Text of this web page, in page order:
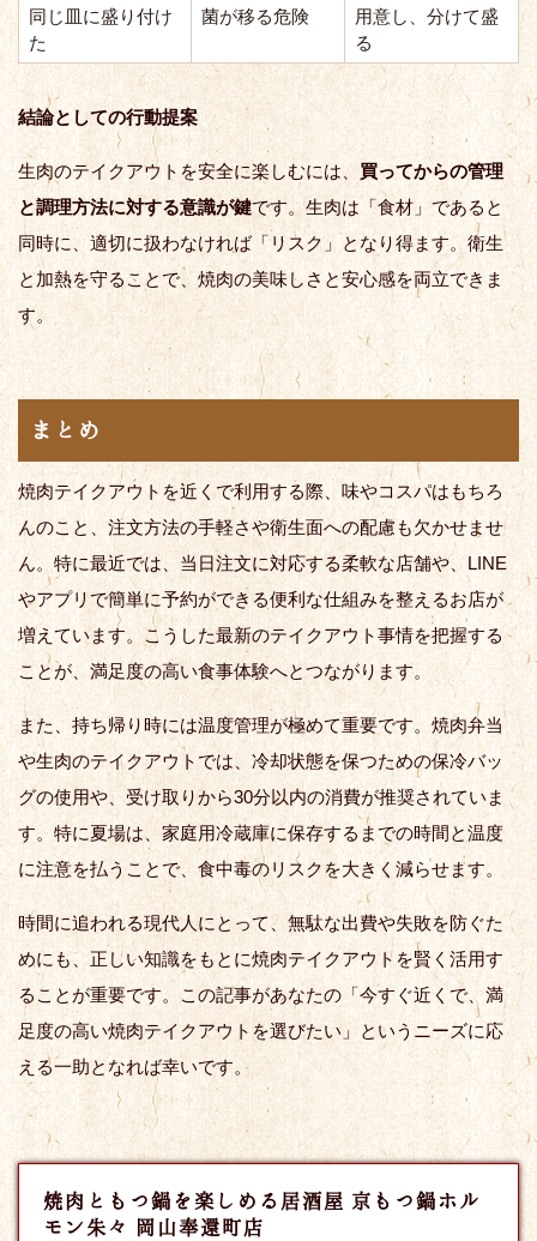
同じ皿に盛り付け
た
菌が移る危険
用意し、分けて盛
る
結論としての行動提案
生肉のテイクアウトを安全に楽しむには、買ってからの管理
と調理方法に対する意識が鍵です。生肉は「食材」であると
同時に、適切に扱わなければ「リスク」となり得ます。衛生
と加熱を守ることで、焼肉の美味しさと安心感を両立できま
す。
まとめ
焼肉テイクアウトを近くで利用する際、味やコスパはもちろ
んのこと、注文方法の手軽さや衛生面への配慮も欠かせませ
ん。特に最近では、当日注文に対応する柔軟な店舗や、LINE
やアプリで簡単に予約ができる便利な仕組みを整えるお店が
増えています。こうした最新のテイクアウト事情を把握する
ことが、満足度の高い食事体験へとつながります。
また、持ち帰り時には温度管理が極めて重要です。焼肉弁当
や生肉のテイクアウトでは、冷却状態を保つための保冷バッ
グの使用や、受け取りから30分以内の消費が推奨されていま
す。特に夏場は、家庭用冷蔵庫に保存するまでの時間と温度
に注意を払うことで、食中毒のリスクを大きく減らせます。
時間に追われる現代人にとって、無駄な出費や失敗を防ぐた
めにも、正しい知識をもとに焼肉テイクアウトを賢く活用す
ることが重要です。この記事があなたの「今すぐ近くで、満
足度の高い焼肉テイクアウトを選びたい」というニーズに応
える一助となれば幸いです。
焼肉ともつ鍋を楽しめる居酒屋 京もつ鍋ホル
モン朱々 岡山奉還町店